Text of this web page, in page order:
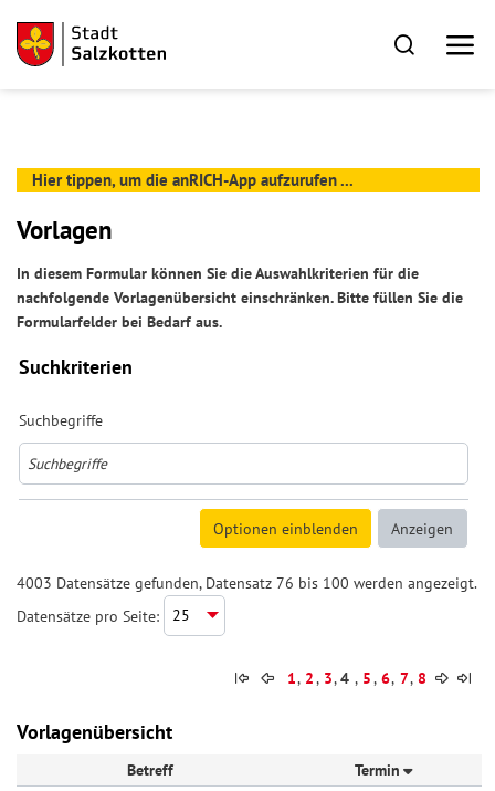
Hier tippen, um die anRICH-App aufzurufen ...
Vorlagen
In diesem Formular können Sie die Auswahlkriterien für die
nachfolgende Vorlagenübersicht einschränken. Bitte füllen Sie die
Formularfelder bei Bedarf aus.
Suchkriterien
Suchbegriffe
4003 Datensätze gefunden, Datensatz 76 bis 100 werden angezeigt.
Datensätze pro Seite:
1, 2, 3,4 , 5, 6, 7, 8
Vorlagenübersicht
Betreff
Termin